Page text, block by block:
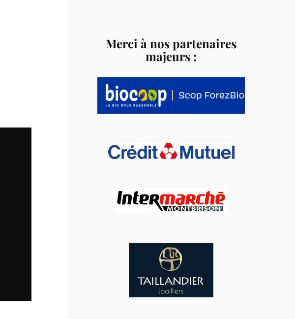
Merci à nos partenaires
majeurs :